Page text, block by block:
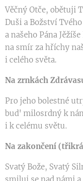
Věčný Otče, obětuji
Duši a Božství
a našeho Pána
na smír za hříchy
i celého světa.
Na zrnkách
Pro jeho bolestné
bud' milosrdný k
i k celému světu.
Na zakončení
Svatý Bože, Svatý